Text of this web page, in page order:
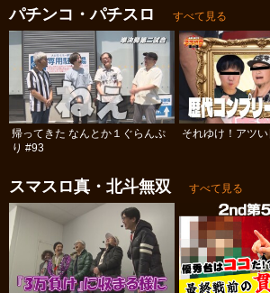
パチンコ・パチスロ すべて見る
帰ってきた なんとか１ぐらんぷ
り #93
それゆけ！アツ
スマスロ真・北斗無双 すべて見る